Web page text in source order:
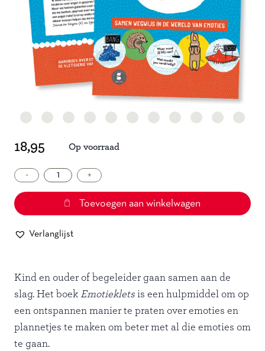
18,95 Op voorraad
-
Emotieklets
+
Toevoegen aan winkelwagen
Verlanglijst
Kind en ouder of begeleider gaan samen aan de
slag. Het boek Emotieklets is een hulpmiddel om op
een ontspannen manier te praten over emoties en
plannetjes te maken om beter met al die emoties om
te gaan.